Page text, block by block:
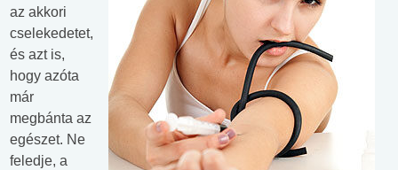
az akkori
cselekedetet,
és azt is,
hogy azóta
már
megbánta az
egészet. Ne
feledje, a